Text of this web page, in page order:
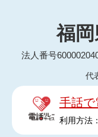
福
法人番号
代
手話で
利用方法：